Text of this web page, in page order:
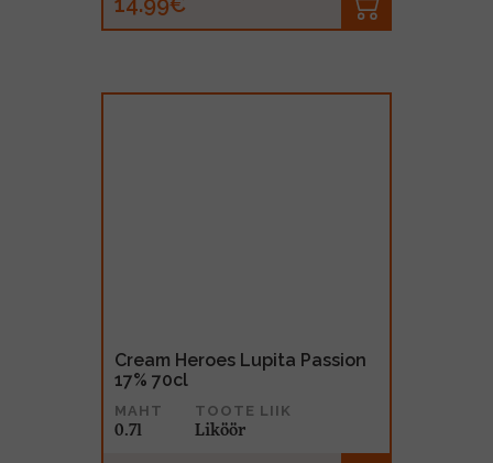
Cream Heroes Lupita Passion
17% 70cl
MAHT
0.7l
TOOTE LIIK
Liköör